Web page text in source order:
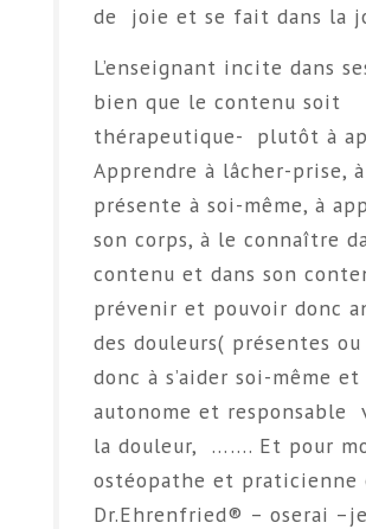
de joie et se fait dans la
L’enseignant incite dans
bien que le contenu soit
thérapeutique- plutôt à
Apprendre à lâcher-prise,
présente à soi-même, à
son corps, à le connaître
contenu et dans son
prévenir et pouvoir donc
des douleurs( présentes
donc à s’aider soi-même
autonome et responsable
la douleur, ……. Et pour
ostéopathe et praticienne
Dr.Ehrenfried® – oserai